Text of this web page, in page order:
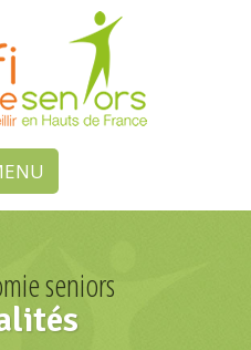
seniors